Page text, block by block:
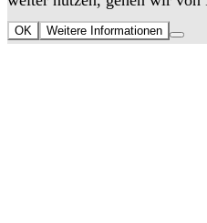
OK Weitere Informationen